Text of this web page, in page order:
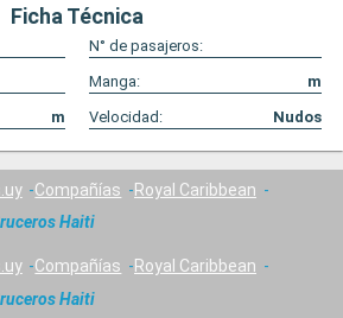
Ficha Técnica
N° de pasajeros:
Manga:
m
m Velocidad: Nudos
Compañías
Royal Caribbean
Haiti
Compañías
Royal Caribbean
Haiti